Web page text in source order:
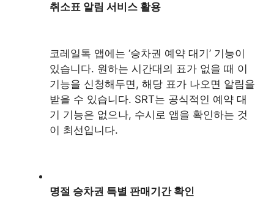
취소표 알림 서비스 활용
코레일톡 앱에는 ‘승차권 예약 대기’ 기능이
있습니다. 원하는 시간대의 표가 없을 때 이
기능을 신청해두면, 해당 표가 나오면 알림을
받을 수 있습니다. SRT는 공식적인 예약 대
기 기능은 없으나, 수시로 앱을 확인하는 것
이 최선입니다.
명절 승차권 특별 판매기간 확인